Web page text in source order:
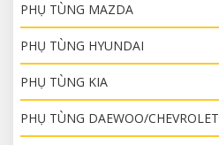
PHỤ TÙNG MAZDA
PHỤ TÙNG HYUNDAI
PHỤ TÙNG KIA
PHỤ TÙNG DAEWOO/CHEVROLET